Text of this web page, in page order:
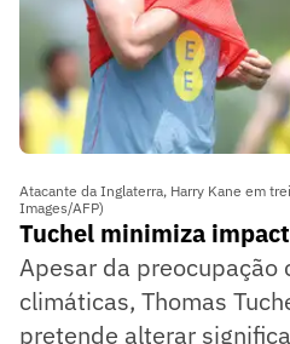
Atacante da Inglaterra, Harry Kane em
Images/AFP)
Tuchel minimiza
Apesar da preocupação
climáticas, Thomas
pretende alterar